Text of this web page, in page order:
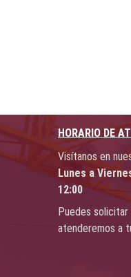
HORARIO DE
Visítanos en
Lunes a
12:00
Puedes solicitar
atenderemos a